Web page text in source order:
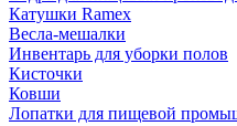
Катушки Ramex
Весла-мешалки
Инвентарь для уборки полов
Кисточки
Ковши
Лопатки для пищевой